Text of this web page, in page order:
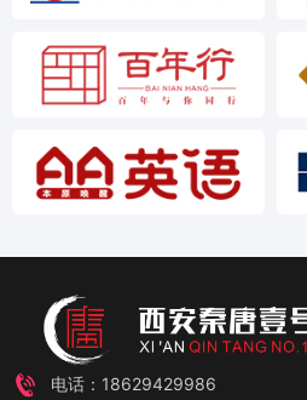
电话：18629429986